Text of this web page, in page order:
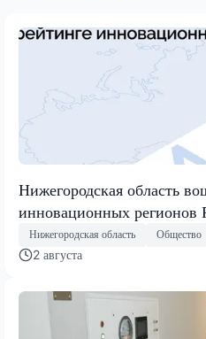
Нижегородская область
инновационных регионов
Нижегородская область Общество
2 августа